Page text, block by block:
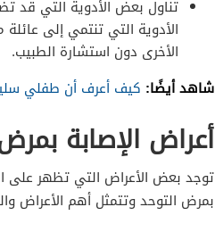
تناول بعض الأدوية التي قد
الأدوية التي تنتمي إلى
الأخرى دون استشارة الطبيب.
شاهد أيضًا: كيف أعرف أن طفلي
أعراض الإصابة
توجد بعض الأعراض التي تظهر على
بمرض التوحد وتتمثل أهم الأعراض